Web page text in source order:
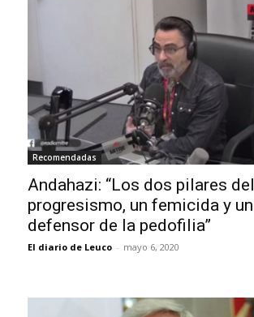
Recomendadas
Andahazi: “Los dos pilares del
progresismo, un femicida y un
defensor de la pedofilia”
El diario de Leuco - mayo 6, 2020